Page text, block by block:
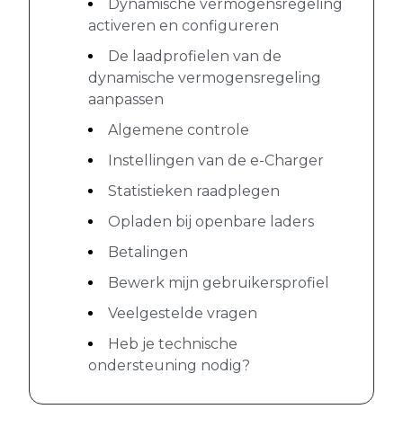
Dynamische vermogensregeling
activeren en configureren
De laadprofielen van de
dynamische vermogensregeling
aanpassen
Algemene controle
Instellingen van de e-Charger
Statistieken raadplegen
Opladen bij openbare laders
Betalingen
Bewerk mijn gebruikersprofiel
Veelgestelde vragen
Heb je technische
ondersteuning nodig?